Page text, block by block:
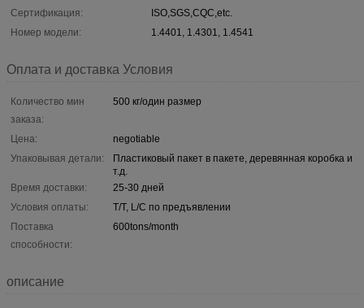
Сертификация:
ISO,SGS,CQC,etc.
Номер модели:
1.4401, 1.4301, 1.4541
Оплата и доставка Условия
Количество мин
заказа:
500 кг/один размер
Цена:
negotiable
Упаковывая детали:
Пластиковый пакет в пакете, деревянная коробка и
т.д.
Время доставки:
25-30 дней
Условия оплаты:
T/T, L/C по предъявлении
Поставка
способности:
600tons/month
описание